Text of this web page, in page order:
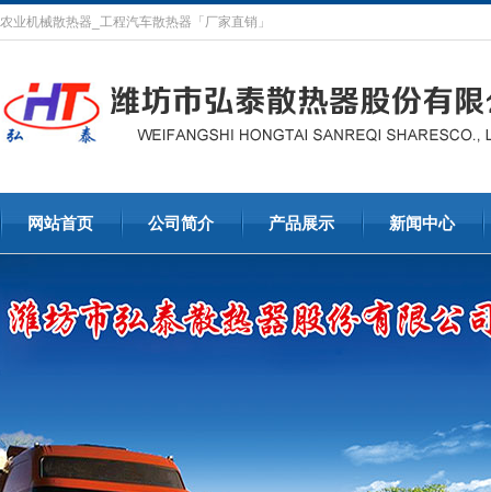
农业机械散热器_工程汽车散热器「厂家直销」
网站首页 公司简介 产品展示 新闻中心